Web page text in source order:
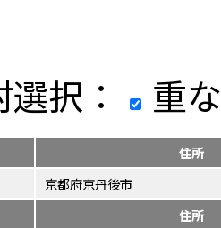
択：
重
住所
京都府京丹後市
住所